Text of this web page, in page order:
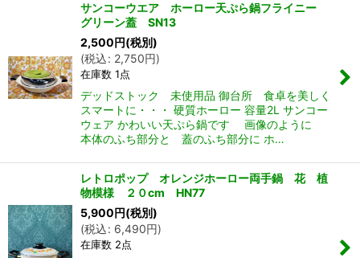
サンコーウエア ホーロー天ぷら鍋フライニー
グリーン蓋 SN13
2,500円(税別)
(税込: 2,750円)
在庫数 1点
デッドストック 未使用品 御台所 食卓を美しく
スマートに・・・ 硬質ホーロー 容量2L サンコー
ウェア かわいい天ぷら鍋です 画像のように
本体のふち部分と 蓋のふち部分に ホ…
レトロポップ オレンジホーロー両手鍋 花 植
物模様 ２０cm HN77
5,900円(税別)
(税込: 6,490円)
在庫数 2点